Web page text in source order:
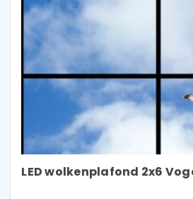
LED wolkenplafond 2x6